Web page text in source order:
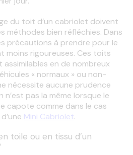
du toit d’un cabriolet doivent
méthodes bien réfléchies. Dans
précautions à prendre pour le
moins rigoureuses. Ces toits
en de nombreux
« normaux » ou non-
nécessite aucune prudence
pas la même lorsque le
capote comme dans le cas
Mini Cabriolet
toile ou en tissu d’un